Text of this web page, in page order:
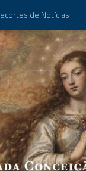
de Notícias